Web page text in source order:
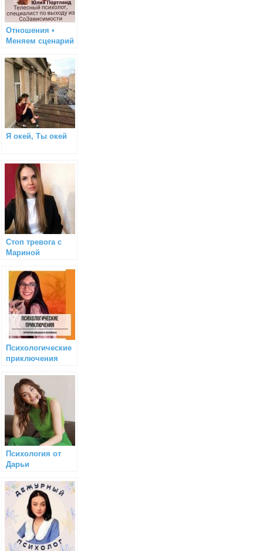
Отношения •
Меняем сценарий
Я окей, Ты окей
Стоп тревога с
Мариной
Психологические
приключения
Психология от
Дарьи